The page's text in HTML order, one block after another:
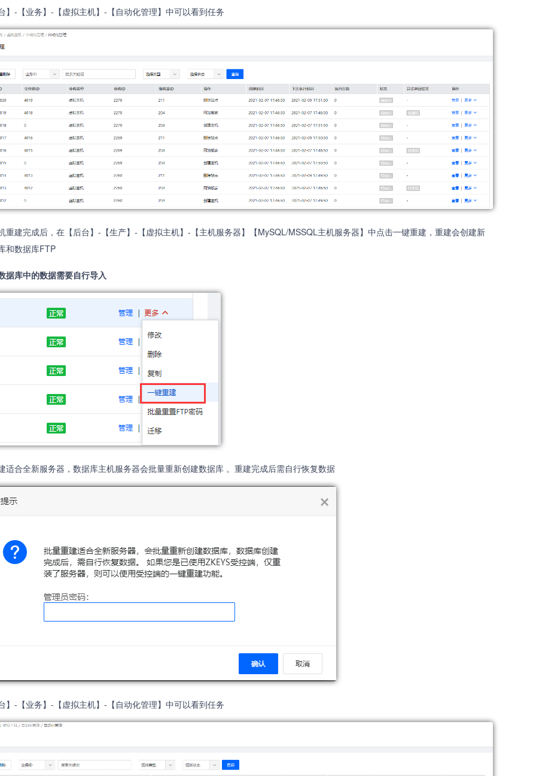
】-【业务】-【虚拟主机】-【自动化管理】中可以看到任务
重建完成后，在【后台】-【生产】-【虚拟主机】-【主机服务器】【MySQL/MSSQL主机服务器】中点击一键重建，重建会创建新
和数据库FTP
据库中的数据需要自行导入
适合全新服务器，数据库主机服务器会批量重新创建数据库 。重建完成后需自行恢复数据
】-【业务】-【虚拟主机】-【自动化管理】中可以看到任务